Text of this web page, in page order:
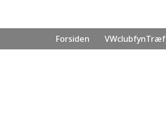
Forsiden VWclubfynTræf